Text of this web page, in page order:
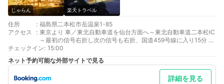
じゃらん 楽天トラベル
住所 : 福島県二本松市岳温泉1-85
アクセス
: 東京より 車／東北自動車道を仙台方面へ～東北自動車道二本松IC
～最初の信号右折し次の信号も右折、国道459号線に入り15分 車
以外／JR東北新幹線郡山駅乗換、下り20分で二本松駅下車、定
期バス25分
仙台方面より 車／東北自動車道上り線を福島白河方面へ～二本松
IC～前の信号右折次の信号右折し岳の信号左折一番高台にある 車
以外／東北新幹線上り福島駅乗換、黒磯行き20分で二本松駅下車
チェックイン: 15:00
ネット予約可能な外部サイトで見る
詳細を見る